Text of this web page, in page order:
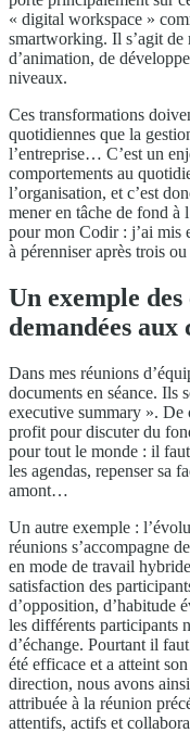
« digital workspace »
smartworking. Il s’agit de
d’animation, de
niveaux.
Ces transformations
quotidiennes que la
l’entreprise… C’est un
comportements au
l’organisation, et c’est
mener en tâche de fond à
pour mon Codir : j’ai mis
à pérenniser après trois
Un exemple
demandées
Dans mes réunions
documents en séance. Ils
executive summary ». De
profit pour discuter du
pour tout le monde : il
les agendas, repenser sa
amont…
Un autre exemple :
réunions s’accompagne
en mode de travail
satisfaction des
d’opposition, d’habitude
les différents participants
d’échange. Pourtant il
été efficace et a atteint
direction, nous avons
attribuée à la réunion
attentifs, actifs et